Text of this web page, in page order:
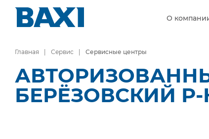
О
Главная Сервис Сервисные центры
БЕРЁЗОВСКИЙ